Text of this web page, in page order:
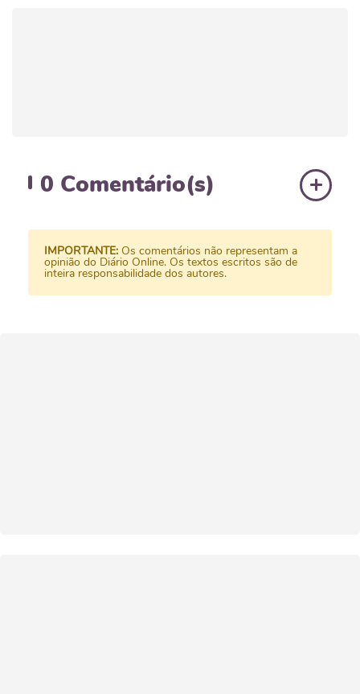
0 Comentário(s)
IMPORTANTE: Os comentários não representam a
opinião do Diário Online. Os textos escritos são de
inteira responsabilidade dos autores.